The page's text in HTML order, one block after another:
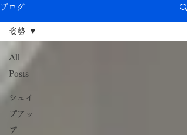
ブログ
All
Posts
シェイ
プアッ
プ
姿勢